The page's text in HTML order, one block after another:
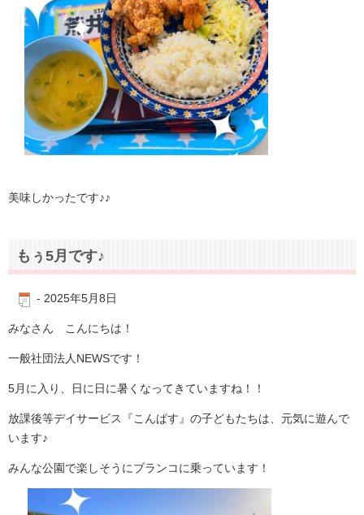
美味しかったです♪♪
もぅ5月です♪
- 2025年5月8日
みなさん こんにちは！
一般社団法人NEWSです！
5月に入り、日に日に暑くなってきていますね！！
放課後等デイサービス『こんぱす』の子どもたちは、元気に遊んで
います♪
みんな公園で楽しそうにブランコに乗っています！